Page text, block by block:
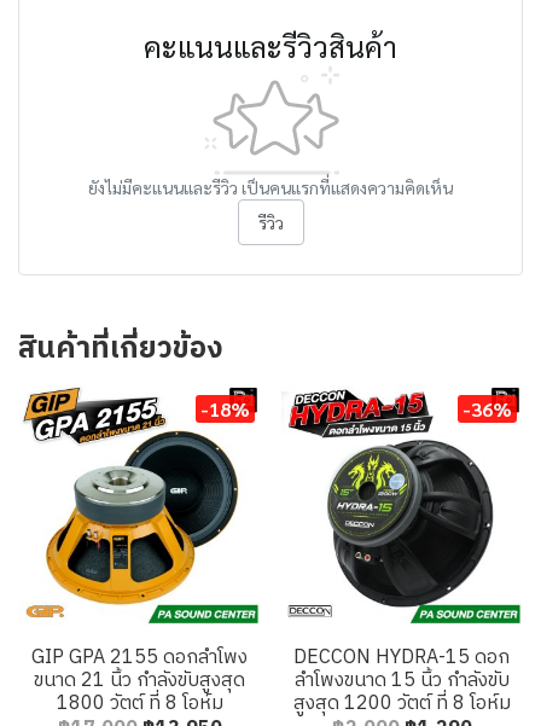
คะแนนและรีวิวสินค้า
ยังไม่มีคะแนนและรีวิว เป็นคนแรกที่แสดงความคิดเห็น
รีวิว
สินค้าที่เกี่ยวข้อง
-18%
GIP GPA 2155 ดอกลำโพง
ขนาด 21 นิ้ว กำลังขับสูงสุด
1800 วัตต์ ที่ 8 โอห์ม
-36%
DECCON HYDRA-15 ดอก
ลำโพงขนาด 15 นิ้ว กำลังขับ
สูงสุด 1200 วัตต์ ที่ 8 โอห์ม